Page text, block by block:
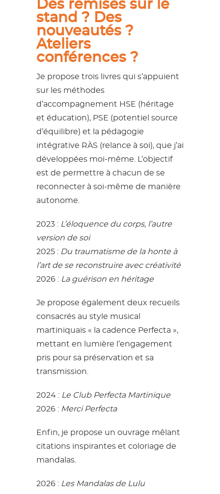
Des remises sur le
stand ? Des
nouveautés ?
Ateliers
conférences ?
Je propose trois livres qui s’appuient
sur les méthodes
d’accompagnement HSE (héritage
et éducation), PSE (potentiel source
d’équilibre) et la pédagogie
intégrative RÀS (relance à soi), que j’ai
développées moi-même. L’objectif
est de permettre à chacun de se
reconnecter à soi-même de manière
autonome.
2023 : L’éloquence du corps, l’autre
version de soi
2025 : Du traumatisme de la honte à
l’art de se reconstruire avec créativité
2026 : La guérison en héritage
Je propose également deux recueils
consacrés au style musical
martiniquais « la cadence Perfecta »,
mettant en lumière l’engagement
pris pour sa préservation et sa
transmission.
2024 : Le Club Perfecta Martinique
2026 : Merci Perfecta
Enfin, je propose un ouvrage mêlant
citations inspirantes et coloriage de
mandalas.
2026 : Les Mandalas de Lulu